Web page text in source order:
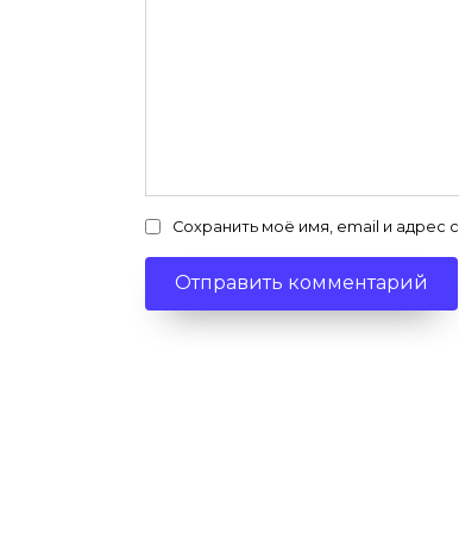
Сохранить моё имя, email и адрес